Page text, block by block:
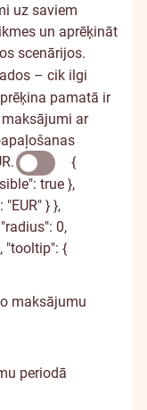
uz saviem
un aprēķināt
scenārijos.
– cik ilgi
pamatā ir
ar
{
true },
} },
0,
"tooltip": {
maksājumu
periodā